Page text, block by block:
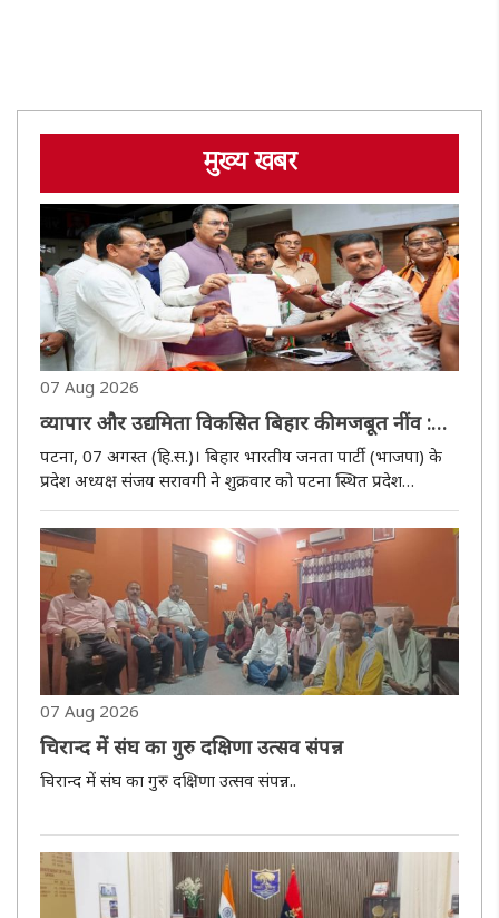
मुख्य खबर
07 Aug 2026
व्यापार और उद्यमिता विकसित बिहार की मजबूत नींव :
संजय सरावगी
पटना, 07 अगस्त (हि.स.)। बिहार भारतीय जनता पार्टी (भाजपा) के
प्रदेश अध्यक्ष संजय सरावगी ने शुक्रवार को पटना स्थित प्रदेश
वाणिज्य प्रकोष्ठ की कार्यसमिति बैठक में शामिल हुए। इस दौरान
उन्होंने..
07 Aug 2026
चिरान्द में संघ का गुरु दक्षिणा उत्सव संपन्न
चिरान्द में संघ का गुरु दक्षिणा उत्सव संपन्न..